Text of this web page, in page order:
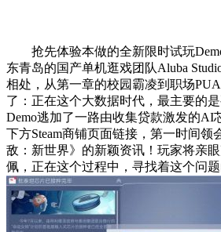
抢先体验本做的全新限时试玩
东青岛的国产单机逛戏团队Aluba
相处，从第一章的校园霸凌到职场
了：正在这个大数据时代，最主要的
Demo逃加了一路由收集贷款激发的AI
下方Steam商铺页面链接，第一时间领
敌：新世界》的新颖资讯！玩家将亲
佩，正在这个过程中，寻找着这个问